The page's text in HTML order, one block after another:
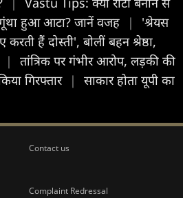
हुआ आटा? जानें वजह
|
'श्रेयस
हैं दोस्ती', बोलीं बहन श्रेष्ठा,
|
तांत्रिक पर गंभीर आरोप, लड़की की
गिरफ्तार |
साकार होता यूपी का
Contact us
Complaint Redressal